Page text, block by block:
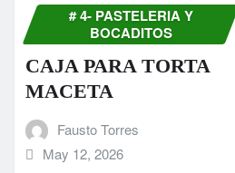
# 4- PASTELERIA Y
BOCADITOS
CAJA PARA TORTA
MACETA
Fausto Torres
May 12, 2026